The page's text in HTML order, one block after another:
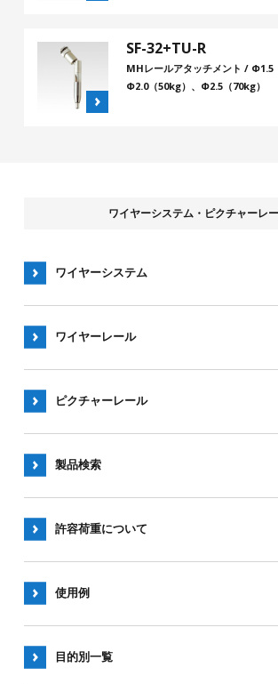
SF-32+TU-R
MHレールアタッチメント / Φ1.5
Φ2.0（50kg）、Φ2.5（70kg）
ワイヤーシステム・ピクチャーレ
ワイヤーシステム
ワイヤーレール
ピクチャーレール
製品検索
許容荷重について
使用例
目的別一覧